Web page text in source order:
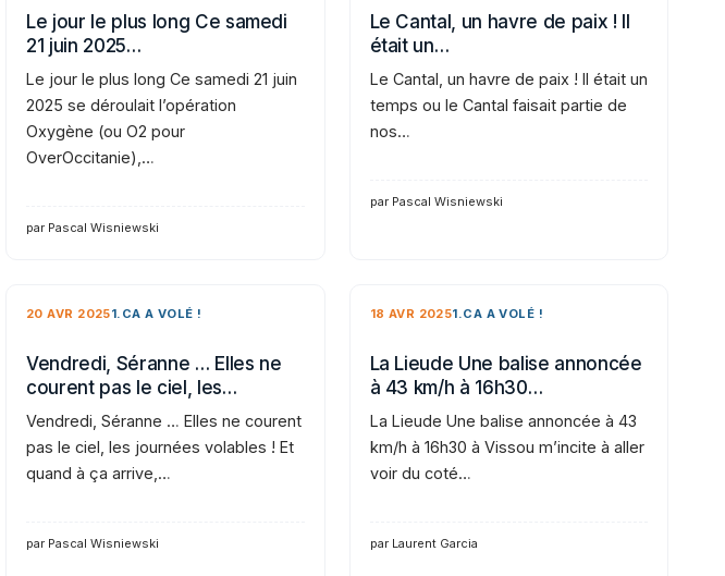
Le jour le plus long Ce samedi
21 juin 2025…
Le jour le plus long Ce samedi 21 juin
2025 se déroulait l’opération
Oxygène (ou O2 pour
OverOccitanie),…
par Pascal Wisniewski
Le Cantal, un havre de paix ! Il
était un…
Le Cantal, un havre de paix ! Il était un
temps ou le Cantal faisait partie de
nos…
par Pascal Wisniewski
20 AVR 20251.CA A VOLÉ !
Vendredi, Séranne … Elles ne
courent pas le ciel, les…
Vendredi, Séranne … Elles ne courent
pas le ciel, les journées volables ! Et
quand à ça arrive,…
par Pascal Wisniewski
18 AVR 20251.CA A VOLÉ !
La Lieude Une balise annoncée
à 43 km/h à 16h30…
La Lieude Une balise annoncée à 43
km/h à 16h30 à Vissou m’incite à aller
voir du coté…
par Laurent Garcia